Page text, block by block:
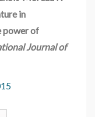
in
power of
Journal of